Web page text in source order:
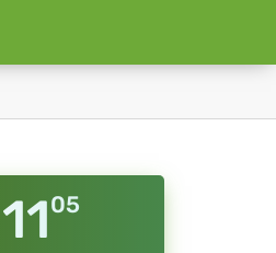
1105